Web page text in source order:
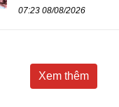
07:23 08/08/2026
Xem thêm